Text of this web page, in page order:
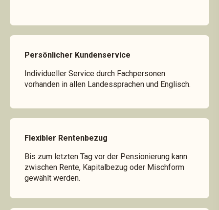
Persönlicher Kundenservice
Individueller Service durch Fachpersonen
vorhanden in allen Landessprachen und Englisch.
Flexibler Rentenbezug
Bis zum letzten Tag vor der Pensionierung kann
zwischen Rente, Kapitalbezug oder Mischform
gewählt werden.